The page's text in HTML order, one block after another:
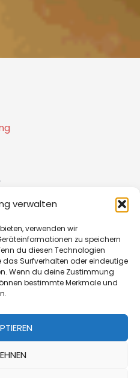
verwalten
verwenden wir
zu speichern
du diesen Technologien
das Surfverhalten oder eindeutige
Wenn du deine Zustimmung
bestimmte Merkmale und
14.00 - 16.30 Uhr oder